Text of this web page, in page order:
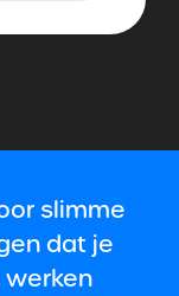
slimme
dat je